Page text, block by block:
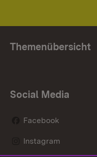
Themenübersicht
Social Media
Facebook
Instagram